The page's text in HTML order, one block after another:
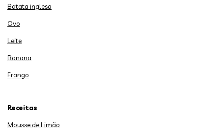
Batata inglesa
Ovo
Leite
Banana
Frango
Receitas
Mousse de Limão